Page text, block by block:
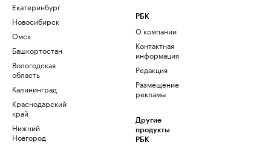
Екатеринбург
Новосибирск
Омск
Башкортостан
Вологодская
область
Калининград
Краснодарский
край
Нижний
Новгород
РБК
О компании
Контактная
информация
Редакция
Размещение
рекламы
Другие
продукты
РБК